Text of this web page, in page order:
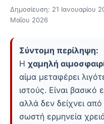
Δημοσίευση: 21 Ιανουαρίου
Μαΐου 2026
Σύντομη περίληψη:
Η χαμηλή
αίμα μεταφέρει
ιστούς. Είναι βασικό
αλλά δεν δείχνει
σωστή ερμηνεία